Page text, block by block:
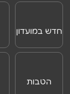
חדש במועדון
הטבות